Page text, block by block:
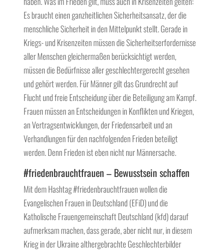
Es braucht einen ganzheitlichen Sicherheitsansatz, der die
menschliche Sicherheit in den Mittelpunkt stellt. Gerade in
Kriegs- und Krisenzeiten müssen die Sicherheitserfordernisse
aller Menschen gleichermaßen berücksichtigt werden,
müssen die Bedürfnisse aller geschlechtergerecht gesehen
und gehört werden. Für Männer gilt das Grundrecht auf
Flucht und freie Entscheidung über die Beteiligung am Kampf.
Frauen müssen an Entscheidungen in Konflikten und Kriegen,
an Vertragsentwicklungen, der Friedensarbeit und an
Verhandlungen für den nachfolgenden Frieden beteiligt
werden. Denn Frieden ist eben nicht nur Männersache.
#friedenbrauchtfrauen – Bewusstsein schaffen
Mit dem Hashtag #friedenbrauchtfrauen wollen die
Evangelischen Frauen in Deutschland (EFiD) und die
Katholische Frauengemeinschaft Deutschland (kfd) darauf
aufmerksam machen, dass gerade, aber nicht nur, in diesem
Krieg in der Ukraine althergebrachte Geschlechterbilder